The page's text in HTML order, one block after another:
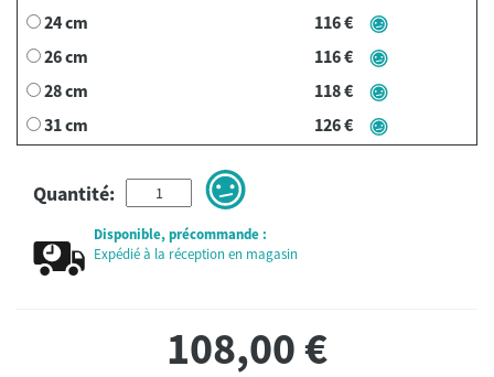
24 cm
116 €
26 cm
116 €
28 cm
118 €
31 cm
126 €
Quantité:
Disponible, précommande :
Expédié à la réception en magasin
108,00€